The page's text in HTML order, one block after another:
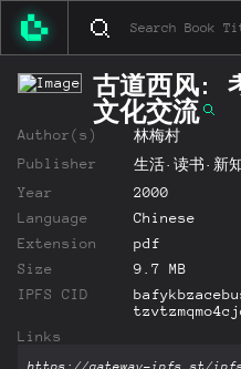
古道西风:
文化交流
Author(s)
林梅村
Publisher
生活·读书·新
Year
2000
Language
Chinese
Extension
pdf
Size
9.7 MB
IPFS CID
Links